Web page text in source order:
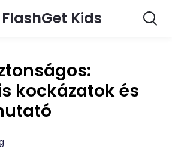
FlashGet Kids
kockázatok és